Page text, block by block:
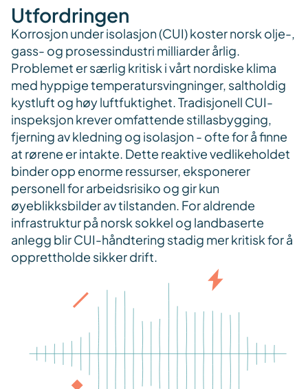
Utfordringen
Korrosjon under isolasjon (CUI) koster norsk olje-,
gass- og prosessindustri milliarder årlig.
Problemet er særlig kritisk i vårt nordiske klima
med hyppige temperatursvingninger, saltholdig
kystluft og høy luftfuktighet. Tradisjonell CUI-
inspeksjon krever omfattende stillasbygging,
fjerning av kledning og isolasjon - ofte for å finne
at rørene er intakte. Dette reaktive vedlikeholdet
binder opp enorme ressurser, eksponerer
personell for arbeidsrisiko og gir kun
øyeblikksbilder av tilstanden. For aldrende
infrastruktur på norsk sokkel og landbaserte
anlegg blir CUI-håndtering stadig mer kritisk for å
opprettholde sikker drift.